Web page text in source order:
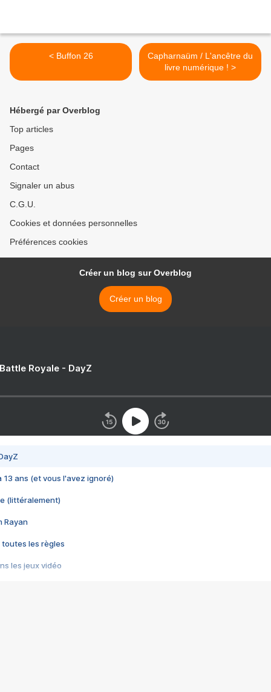
< Buffon 26
Capharnaüm / L'ancêtre du
livre numérique ! >
Hébergé par Overblog
Top articles
Pages
Contact
Signaler un abus
C.G.U.
Cookies et données personnelles
Préférences cookies
Créer un blog sur Overblog
Créer un blog
Royale - DayZ
13 ans (et vous l'avez ignoré)
(littéralement)
Rayan
toutes les règles
les jeux vidéo